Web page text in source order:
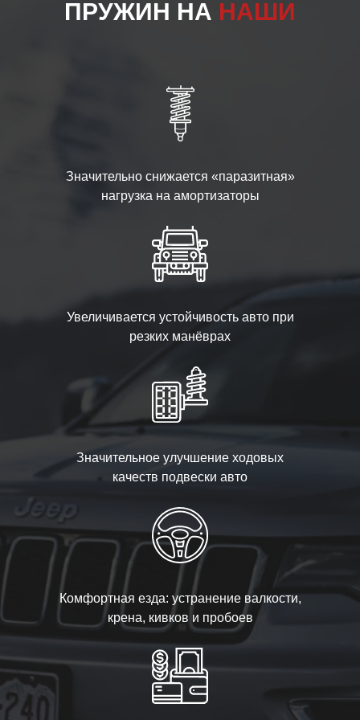
ПРУЖИН НА НАШИ
Значительно снижается «паразитная»
нагрузка на амортизаторы
Увеличивается устойчивость авто при
резких манёврах
Значительное улучшение ходовых
качеств подвески авто
Комфортная езда: устранение валкости,
крена, кивков и пробоев